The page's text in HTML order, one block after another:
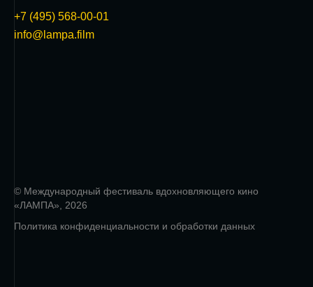
+7 (495) 568-00-01
info@lampa.film
© Международный фестиваль вдохновляющего кино
«ЛАМПА», 2026
Политика конфиденциальности и обработки данных